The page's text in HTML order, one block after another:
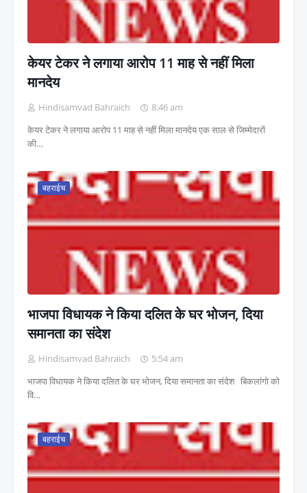
केयर टेकर ने लगाया आरोप 11 माह से नहीं मिला
मानदेय
Hindisamvad Bahraich
8:46 am
केयर टेकर ने लगाया आरोप 11 माह से नहीं मिला मानदेय एक साल से जिम्मेदारों
की…
बहराईच
भाजपा विधायक ने किया दलित के घर भोजन, दिया
समानता का संदेश
Hindisamvad Bahraich
5:54 am
भाजपा विधायक ने किया दलित के घर भोजन, दिया समानता का संदेश बिकलांगो को
वि…
बहराईच